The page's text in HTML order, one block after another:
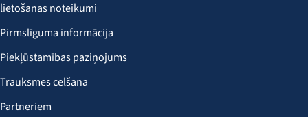
lietošanas noteikumi
Pirmslīguma informācija
Piekļūstamības paziņojums
Trauksmes celšana
Partneriem